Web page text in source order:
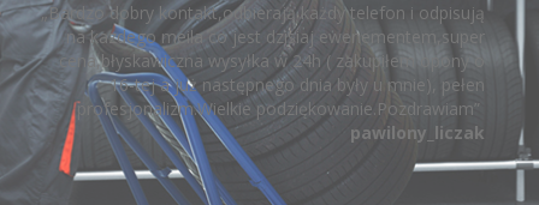
„Bardzo dobry kontakt,odbierają każdy telefon i odpisują
na kazdego meila co jest dzisiaj ewenementem,super
cena,błyskawiczna wysyłka w 24h ( zakupiłem opony o
16-tej a już następnego dnia były u mnie), pełen
profesjonalizm.Wielkie podziękowanie.Pozdrawiam”
pawilony_liczak